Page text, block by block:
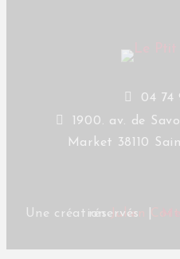
04 74
1900. av. de
Market 38110
Une création Julien
© Tous droits réservés |